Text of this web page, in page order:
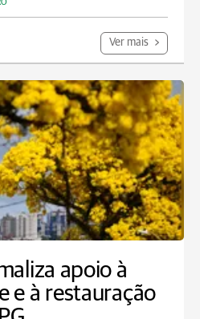
Ver mais
apoio à
e à restauração